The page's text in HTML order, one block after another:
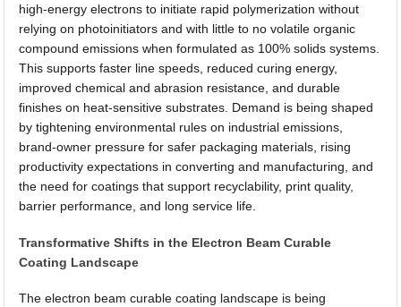
high-energy electrons to initiate rapid polymerization without
relying on photoinitiators and with little to no volatile organic
compound emissions when formulated as 100% solids systems.
This supports faster line speeds, reduced curing energy,
improved chemical and abrasion resistance, and durable
finishes on heat-sensitive substrates. Demand is being shaped
by tightening environmental rules on industrial emissions,
brand-owner pressure for safer packaging materials, rising
productivity expectations in converting and manufacturing, and
the need for coatings that support recyclability, print quality,
barrier performance, and long service life.
Transformative Shifts in the Electron Beam Curable
Coating Landscape
The electron beam curable coating landscape is being